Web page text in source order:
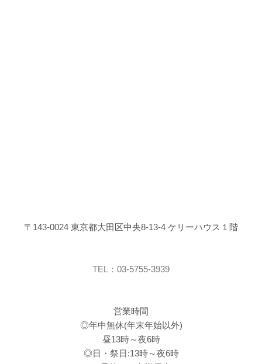
〒143-0024 東京都大田区中央8-13-4 ケリーハウス１階
TEL：03-5755-3939
営業時間
◎年中無休(年末年始以外)
昼13時～夜6時
◎日・祭日:13時～夜6時